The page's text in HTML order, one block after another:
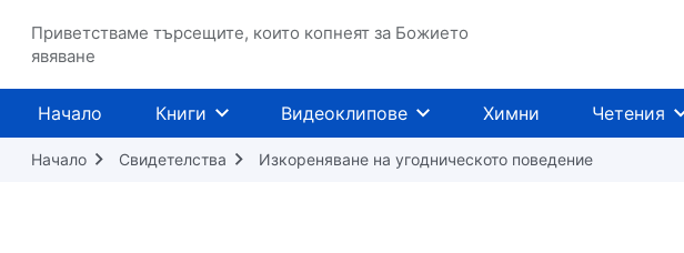
Приветстваме търсещите, които копнеят за Божието
явяване
Начало Книги Видеоклипове Химни Четения
Начало Свидетелства Изкореняване на угодническото поведение